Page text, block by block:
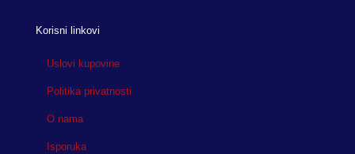
Korisni linkovi
Uslovi kupovine
Politika privatnosti
O nama
Isporuka